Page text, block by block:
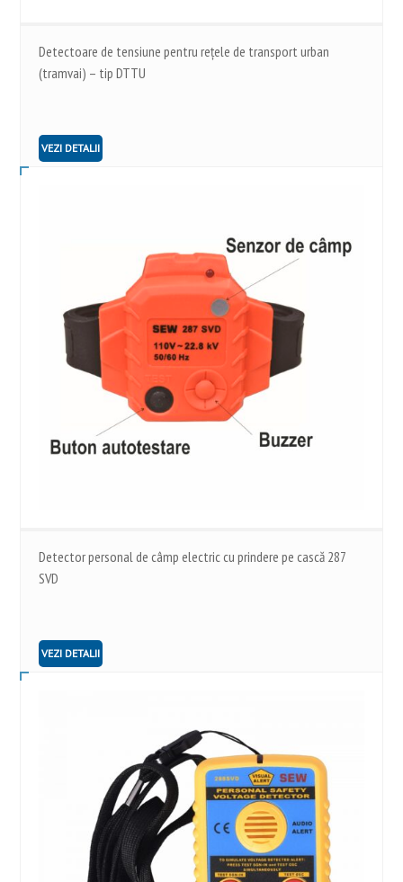
Detectoare de tensiune pentru rețele de transport urban
(tramvai) – tip DTTU
VEZI DETALII
Detector personal de câmp electric cu prindere pe cască 287
SVD
VEZI DETALII